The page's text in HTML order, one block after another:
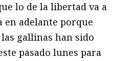
lo de la libertad va a
en adelante porque
gallinas han sido
pasado lunes para